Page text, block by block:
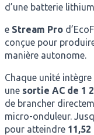
d’une batterie
e Stream Pro
conçue pour
manière autonome.
Chaque unité intègre
une sortie AC de 1
de brancher
micro-onduleur.
pour atteindre 11,52